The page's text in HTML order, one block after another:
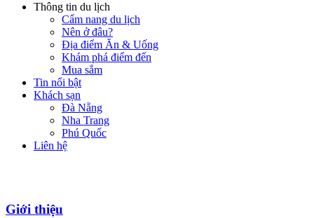
Thông tin du lịch
Cẩm nang du lịch
Nên ở đâu?
Địa điểm Ăn & Uống
Khám phá điểm đến
Mua sắm
Tin nổi bật
Khách sạn
Đà Nẵng
Nha Trang
Phú Quốc
Liên hệ
Giới thiệu